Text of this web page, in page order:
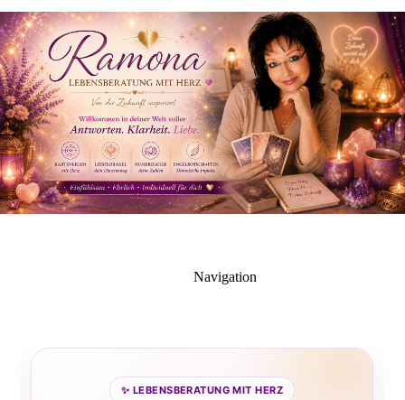
Navigation